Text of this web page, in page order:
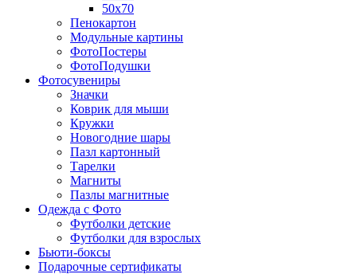
50х70
Пенокартон
Модульные картины
ФотоПостеры
ФотоПодушки
Фотоcувениры
Значки
Коврик для мыши
Кружки
Новогодние шары
Пазл картонный
Тарелки
Магниты
Пазлы магнитные
Одежда с Фото
Футболки детские
Футболки для взрослых
Бьюти-боксы
Подарочные сертификаты